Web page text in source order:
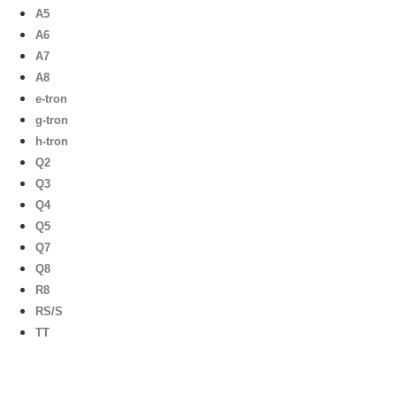
A5
A6
A7
A8
e-tron
g-tron
h-tron
Q2
Q3
Q4
Q5
Q7
Q8
R8
RS/S
TT